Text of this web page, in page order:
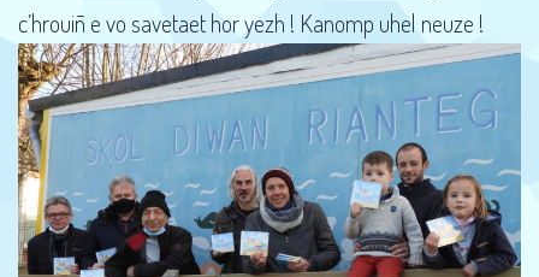
c’hrouiñ e vo savetaet hor yezh ! Kanomp uhel neuze !